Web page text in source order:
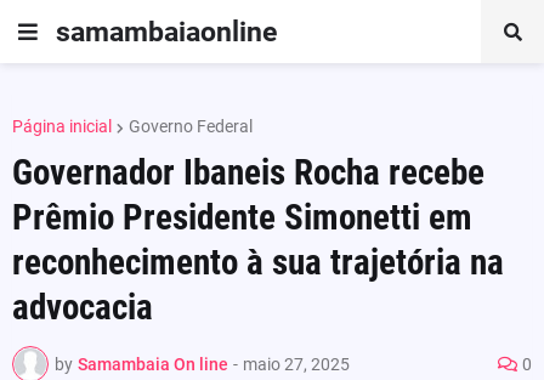
samambaiaonline
Página inicial Governo Federal
Governador Ibaneis Rocha recebe
Prêmio Presidente Simonetti em
reconhecimento à sua trajetória na
advocacia
by Samambaia On line - maio 27, 2025 0